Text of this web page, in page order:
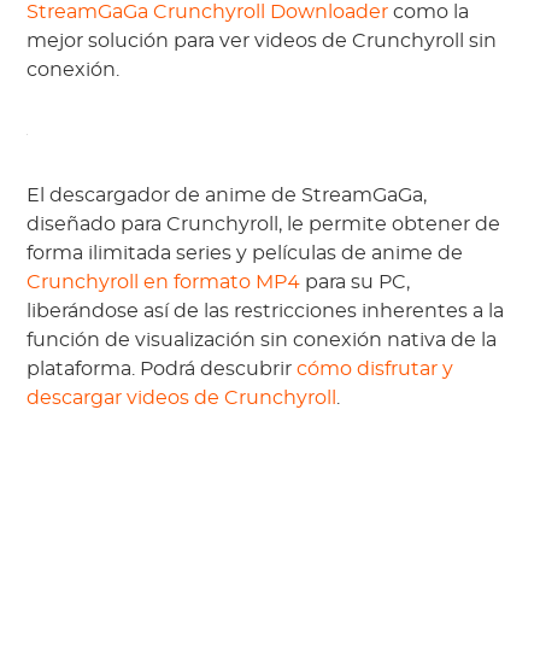
StreamGaGa Crunchyroll Downloader como la
mejor solución para ver videos de Crunchyroll sin
conexión.
El descargador de anime de StreamGaGa,
diseñado para Crunchyroll, le permite obtener de
forma ilimitada series y películas de anime de
Crunchyroll en formato MP4 para su PC,
liberándose así de las restricciones inherentes a la
función de visualización sin conexión nativa de la
plataforma. Podrá descubrircómo disfrutar y
descargar videos de Crunchyroll .